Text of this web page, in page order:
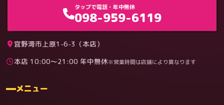
料金
タップで電話・年中無休
098-959-6119
宜野湾市上原1-6-3（本店）
本店 10:00〜21:00 年中無休※営業時間は店舗により異なります
メニュー